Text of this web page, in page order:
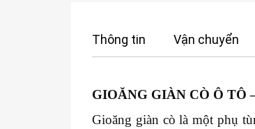
Thông tin Vận chuyển
GIOĂNG GIÀN CÒ Ô TÔ
Gioăng giàn cò là một phụ